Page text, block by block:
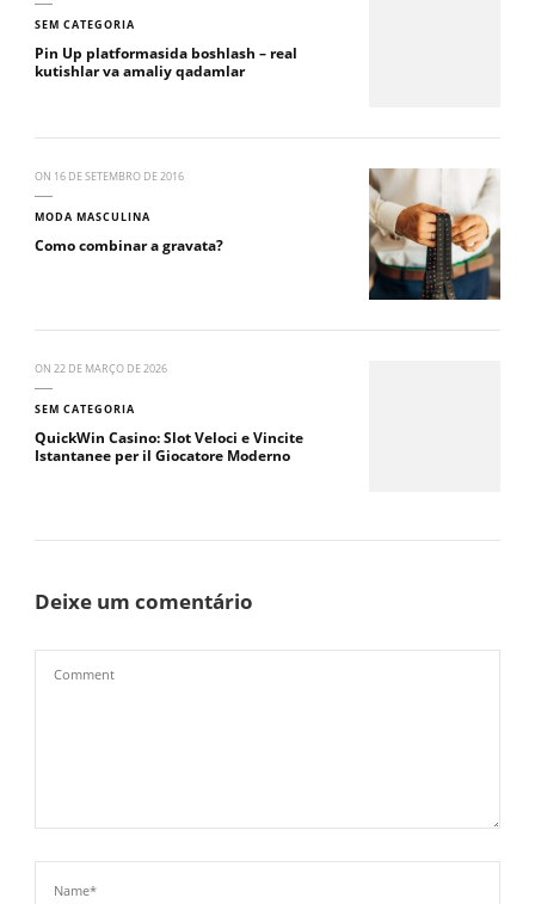
SEM CATEGORIA
Pin Up platformasida boshlash – real
kutishlar va amaliy qadamlar
ON 16 DE SETEMBRO DE 2016
MODA MASCULINA
Como combinar a gravata?
ON 22 DE MARÇO DE 2026
SEM CATEGORIA
QuickWin Casino: Slot Veloci e Vincite
Istantanee per il Giocatore Moderno
Deixe um comentário